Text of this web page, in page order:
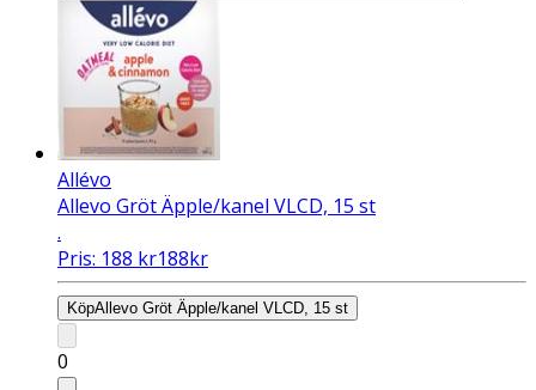
Allévo
Allevo Gröt Äpple/kanel VLCD, 15 st
.
Pris: 188 kr188kr
KöpAllevo Gröt Äpple/kanel VLCD, 15 st
0